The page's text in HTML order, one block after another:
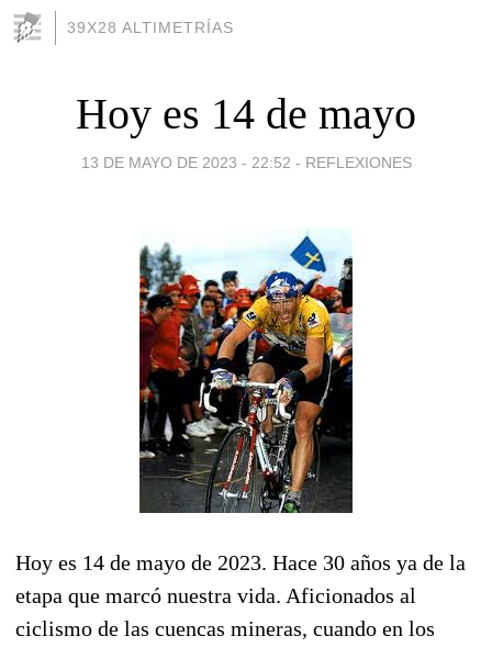
39X28 ALTIMETRÍAS
Hoy es 14 de mayo
13 DE MAYO DE 2023 - 22:52 - REFLEXIONES
Hoy es 14 de mayo de 2023. Hace 30 años ya de la
etapa que marcó nuestra vida. Aficionados al
ciclismo de las cuencas mineras, cuando en los